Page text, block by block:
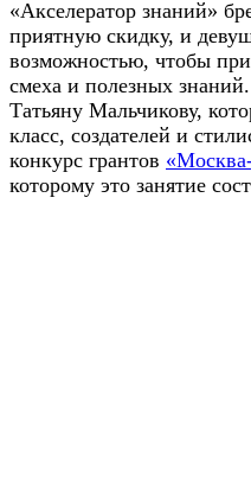
«Акселератор знаний»
приятную скидку, и
возможностью, чтобы
смеха и полезных
Татьяну Мальчикову,
класс, создателей и
конкурс грантов
которому это занятие